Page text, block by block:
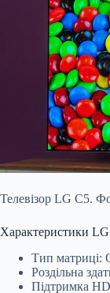
Телевізор LG C5.
Характеристики
Тип матриці:
Роздільна
Підтримка